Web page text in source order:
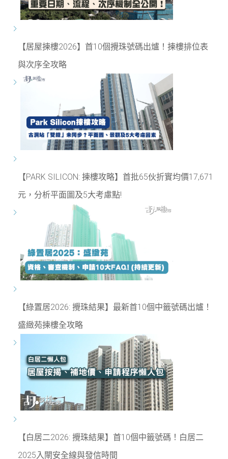
【居屋揀樓2026】首10個攪珠號碼出爐！揀樓排位表
與次序全攻略
【PARK SILICON: 揀樓攻略】首批65伙折實均價17,671
元，分析平面圖及5大考慮點!
【綠置居2026: 攪珠結果】最新首10個中籤號碼出爐！
盛緻苑揀樓全攻略
【白居二2026: 攪珠結果】首10個中籤號碼！白居二
2025入閘安全線與發信時間